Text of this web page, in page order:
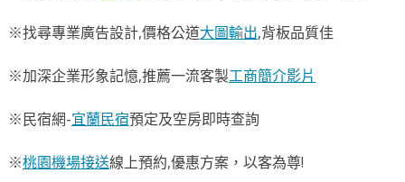
※找尋專業廣告設計,價格公道大圖輸出,背板品質佳
※加深企業形象記憶,推薦一流客製工商簡介影片
※民宿網-宜蘭民宿預定及空房即時查詢
※桃園機場接送線上預約,優惠方案，以客為尊!